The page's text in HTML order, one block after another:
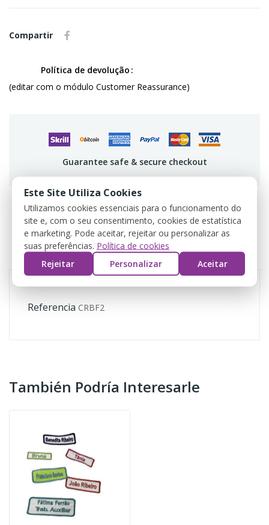
Compartir
Política de devolução
(editar com o módulo Customer Reassurance)
Guarantee safe & secure checkout
DETALLES DEL PRODUCTO
REVIEWS
Referencia CRBF2
También Podría Interesarle
Este Site Utiliza Cookies
Utilizamos cookies essenciais para o funcionamento do
site e, com o seu consentimento, cookies de estatística
e marketing. Pode aceitar, rejeitar ou personalizar as
suas preferências. Política de cookies
Rejeitar
Personalizar Aceitar